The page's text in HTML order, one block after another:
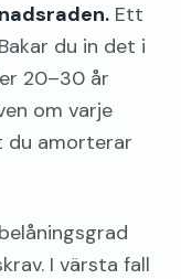
Ett
du in det i
20–30 år
om varje
du amorterar
I värsta fall